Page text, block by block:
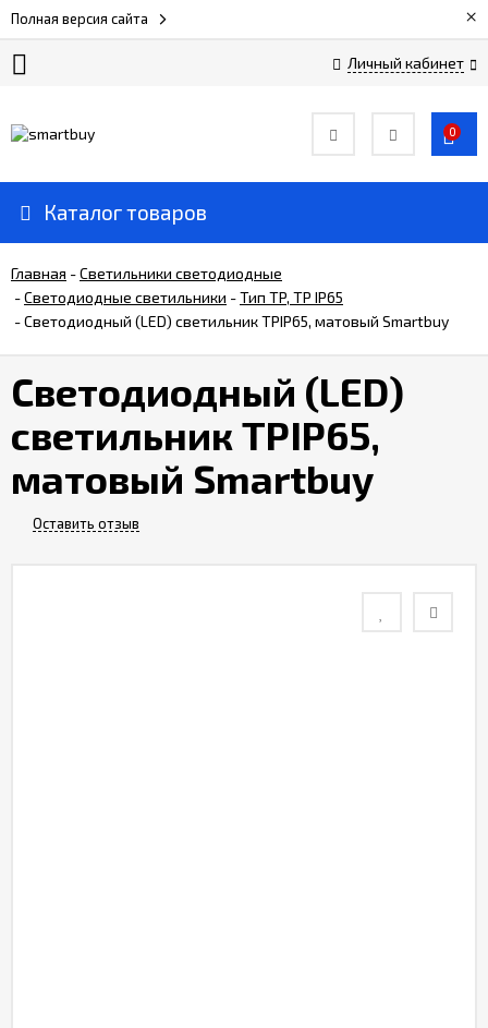
Полная версия сайта ×
Личный кабинет
Прайс-
Доставка
и
оплата
Контакты
0
Каталог товаров
Главная -Светильники светодиодные
-Светодиодные светильники -Тип TP, TP IP65
-Светодиодный (LED) светильник TPIP65, матовый Smartbuy
Светодиодный (LED)
светильник TPIP65,
матовый Smartbuy
Оставить отзыв